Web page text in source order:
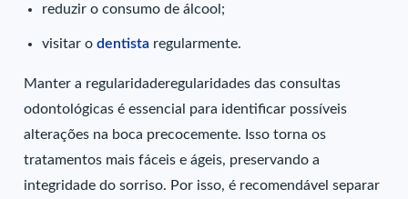
reduzir o consumo de álcool;
visitar odentista regularmente.
Manter a regularidaderegularidades das consultas
odontológicas é essencial para identificar possíveis
alterações na boca precocemente. Isso torna os
tratamentos mais fáceis e ágeis, preservando a
integridade do sorriso. Por isso, é recomendável separar